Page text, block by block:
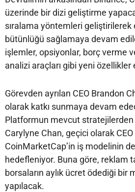
üzerinde bir dizi geliştirme
sıralama yöntemleri geliştirilerek
bütünlüğü sağlamaya devam
işlemler, opsiyonlar, borç verme
analizi araçları gibi yeni özellikler
Görevden ayrılan CEO Brandon
olarak katkı sunmaya devam
Platformun mevcut
Carylyne Chan, geçici olarak
CoinMarketCap’in iş modelinin
hedefleniyor. Buna göre, reklam
borsaların aylık ücret ödediği bir
yapılacak.